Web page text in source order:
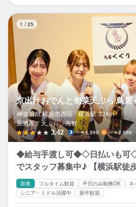
1 / 25
京出汁おでんと旬菜天ぷら 鳥居
神奈川県 横浜市西区 / 横浜駅 324m
居酒屋、天ぷら、海鮮
3.42 ～￥4,999 ～￥2,999
◆給与手渡し可◆◇日払いも可
でスタッフ募集中♪ 【横浜駅徒
新着 フルタイム歓迎 平日のみ勤務OK
ネ
シニア・ミドル活躍中
新卒歓迎